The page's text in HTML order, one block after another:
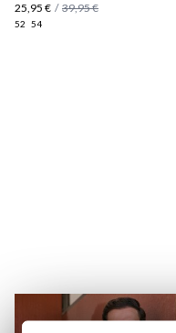
25,95 € / 39,95 €
52 54